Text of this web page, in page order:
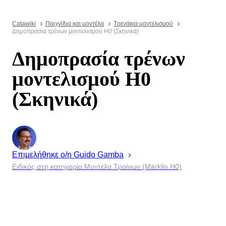
Catawiki Παιχνίδια και μοντέλα
Τρενάκια μοντελισμού
Δημοπρασία τρένων μοντελισμού H0 (Σκηνικά)
Δημοπρασία τρένων
μοντελισμού H0
(Σκηνικά)
Επιμελήθηκε ο/η Guido Gamba
Ειδικός στη κατηγορία Μοντέλα Τραίνων (Märklin H0)